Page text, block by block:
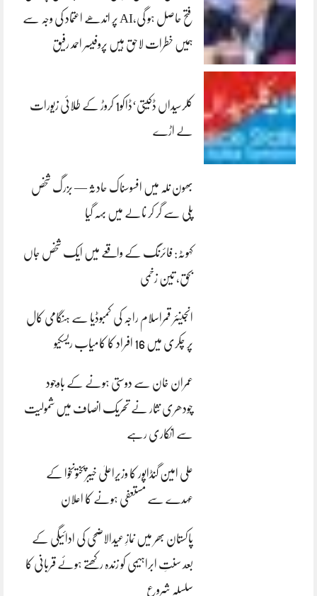
فتح حاصل ہو گی،AI پر اندھے اعتماد کی وجہ سے
ہمیں خطرات لاحق ہیں پروفیسر احمد رفیق
کلرسیداں ڈکیتی‘ڈاکو1 کروڑ کے طلائی زیورات
لے اڑے
بھون نلہ میں افسوسناک حادثہ — بزرگ شخص
پلی سے گر کر نالے میں بہہ گیا
کہوٹہ: فائرنگ کے واقعے میں ایک شخص جاں
بحق، تین زخمی
انجینئر قمراسلام راجہ کی کمبوڈیا سے ہنگامی کال
پر چکری میں 16 افراد کا کامیاب ریسکیو
عمران خان سے دوستی ہونے کے باوجود
چودھری نثار نے تحریک انصاف میں شمولیت
سے انکاری رہے
علی امین گنڈاپور کا وزیراعلیٰ خیبرپختونخوا کے
عہدے سے مستعفی ہونے کا اعلان
پاکستان بھر میں نمازِ عیدالاضحی کی ادائیگی کے
بعد سنتِ ابراہیمی کو زندہ رکھتے ہوئے قربانی کا
سلسلہ شروع